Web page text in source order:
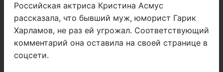
Российская актриса Кристина Асмус
рассказала, что бывший муж, юморист Гарик
Харламов, не раз ей угрожал. Соответствующий
комментарий она оставила на своей странице в
соцсети.